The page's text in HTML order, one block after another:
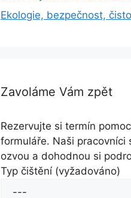
Ekologie, bezpečnost,
Zavoláme Vám zpět
Rezervujte si termín
formuláře. Naši pracovníci
ozvou a dohodnou si
Typ čištění (vyžadováno)